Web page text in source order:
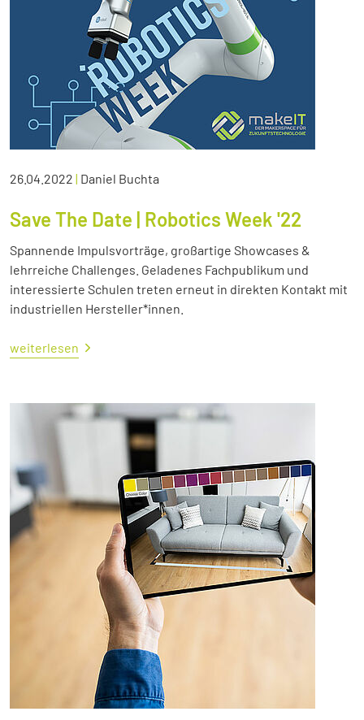
26.04.2022 | Daniel Buchta
Save The Date | Robotics Week '22
Spannende Impulsvorträge, großartige Showcases &
lehrreiche Challenges. Geladenes Fachpublikum und
interessierte Schulen treten erneut in direkten Kontakt mit
industriellen Hersteller*innen.
weiterlesen